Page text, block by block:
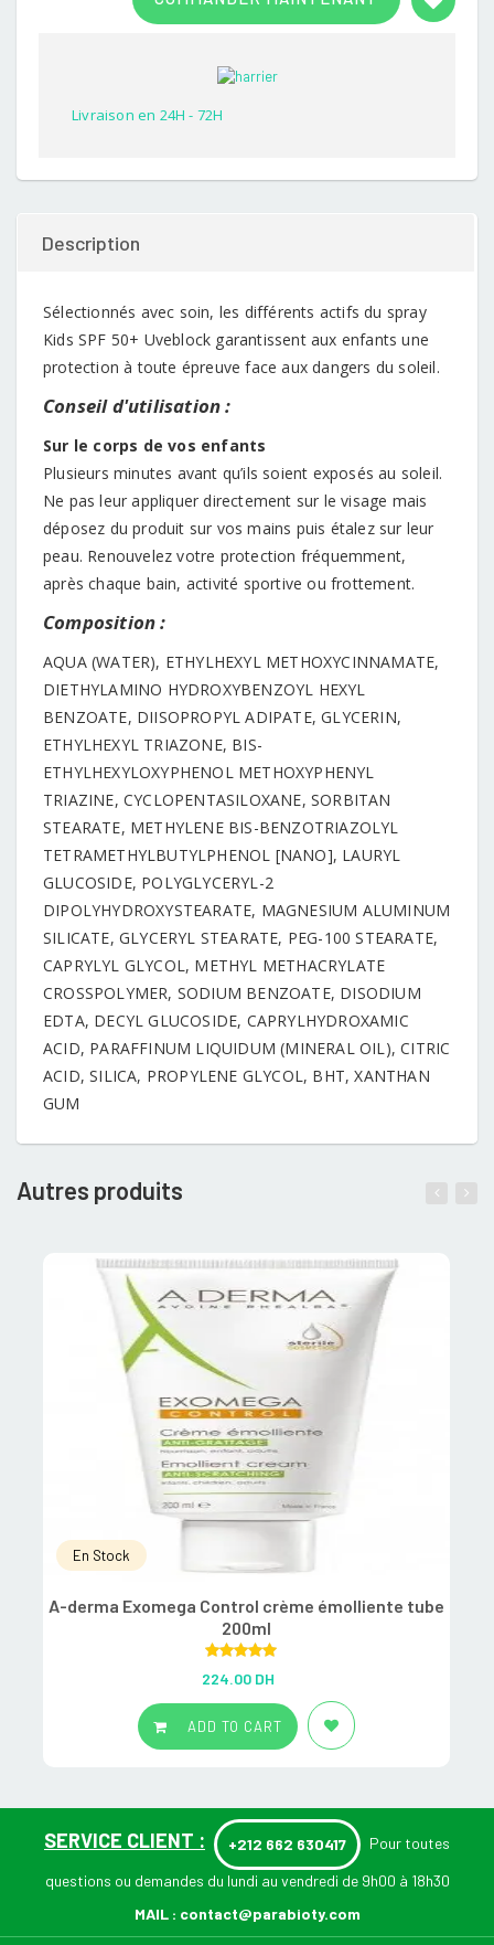
Livraison en 24H - 72H
Description
Sélectionnés avec soin, les différents actifs du spray
Kids SPF 50+ Uveblock garantissent aux enfants une
protection à toute épreuve face aux dangers du soleil.
Conseil d'utilisation :
Sur le corps de vos enfants
Plusieurs minutes avant qu’ils soient exposés au soleil.
Ne pas leur appliquer directement sur le visage mais
déposez du produit sur vos mains puis étalez sur leur
peau. Renouvelez votre protection fréquemment,
après chaque bain, activité sportive ou frottement.
Composition :
AQUA (WATER), ETHYLHEXYL METHOXYCINNAMATE,
DIETHYLAMINO HYDROXYBENZOYL HEXYL
BENZOATE, DIISOPROPYL ADIPATE, GLYCERIN,
ETHYLHEXYL TRIAZONE, BIS-
ETHYLHEXYLOXYPHENOL METHOXYPHENYL
TRIAZINE, CYCLOPENTASILOXANE, SORBITAN
STEARATE, METHYLENE BIS-BENZOTRIAZOLYL
TETRAMETHYLBUTYLPHENOL [NANO], LAURYL
GLUCOSIDE, POLYGLYCERYL-2
DIPOLYHYDROXYSTEARATE, MAGNESIUM ALUMINUM
SILICATE, GLYCERYL STEARATE, PEG-100 STEARATE,
CAPRYLYL GLYCOL, METHYL METHACRYLATE
CROSSPOLYMER, SODIUM BENZOATE, DISODIUM
EDTA, DECYL GLUCOSIDE, CAPRYLHYDROXAMIC
ACID, PARAFFINUM LIQUIDUM (MINERAL OIL), CITRIC
ACID, SILICA, PROPYLENE GLYCOL, BHT, XANTHAN
GUM
Autres produits
En Stock
A-derma Exomega Control crème émolliente tube
200ml
out of 5
224.00 DH
ADD TO CART
SERVICE CLIENT : +212 662 630417 Pour toutes
questions ou demandes du lundi au vendredi de 9h00 à 18h30
MAIL : contact@parabioty.com